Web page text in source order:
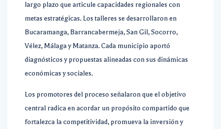
largo plazo que articule capacidades regionales con
metas estratégicas. Los talleres se desarrollaron en
Bucaramanga, Barrancabermeja, San Gil, Socorro,
Vélez, Málaga y Matanza. Cada municipio aportó
diagnósticos y propuestas alineadas con sus dinámicas
económicas y sociales.
Los promotores del proceso señalaron que el objetivo
central radica en acordar un propósito compartido que
fortalezca la competitividad, promueva la inversión y